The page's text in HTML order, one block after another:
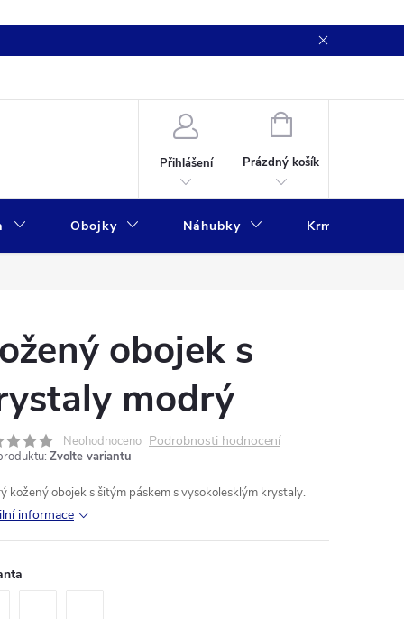
Přihlášení
NÁKUPNÍ
Prázdný košík
Obojky Náhubky Krmivo
obojek s
modrý
Neohodnoceno Podrobnosti hodnocení
Zvolte variantu
koženýobojek s šitým páskem svysokolesklým krystaly.
informace